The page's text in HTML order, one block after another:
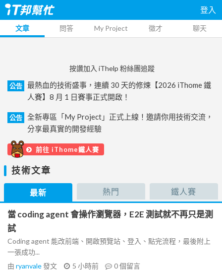
登入
文章 問答 My Project 徵才 聊天
按讚加入 iThelp 粉絲團追蹤
公告
最熱血的技術盛事，連續 30 天的修煉【2026 iThome 鐵
人賽】8 月 1 日賽事正式開啟！
公告
全新專區「My Project」正式上線！邀請你用技術交流，
分享最真實的開發經驗
前往 iThome鐵人賽
技術文章
最新 熱門 鐵人賽
當 coding agent 會操作瀏覽器，E2E 測試就不再只是測
試
Coding agent 能改前端、開啟預覽站、登入、點完流程，最後附上
一張成功...
由 ryanvale發文 5 小時前 0個留言